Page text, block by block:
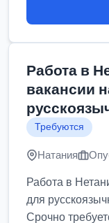
Работа в
вакансии
Требуются
Натания
Работа в
для
Срочно